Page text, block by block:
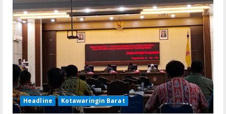
Headline Kotawaringin Barat